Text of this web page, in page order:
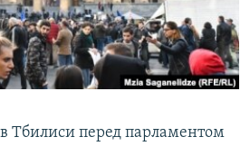
Тбилиси перед парламентом